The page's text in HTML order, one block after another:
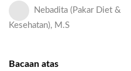
Nebadita (Pakar Diet &
Kesehatan), M.S
Bacaan atas